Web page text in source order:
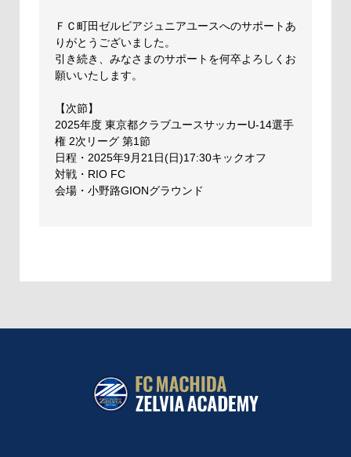
ＦＣ町田ゼルビアジュニアユースへのサポートあ
りがとうございました。
引き続き、みなさまのサポートを何卒よろしくお
願いいたします。
【次節】
2025年度 東京都クラブユースサッカーU-14選手
権 2次リーグ 第1節
日程・2025年9月21日(日)17:30キックオフ
対戦・RIO FC
会場・小野路GIONグラウンド